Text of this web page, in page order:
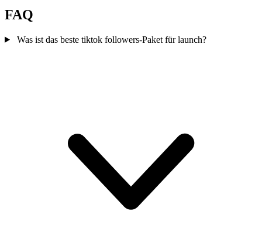
FAQ
Was ist das beste tiktok followers-Paket für launch?